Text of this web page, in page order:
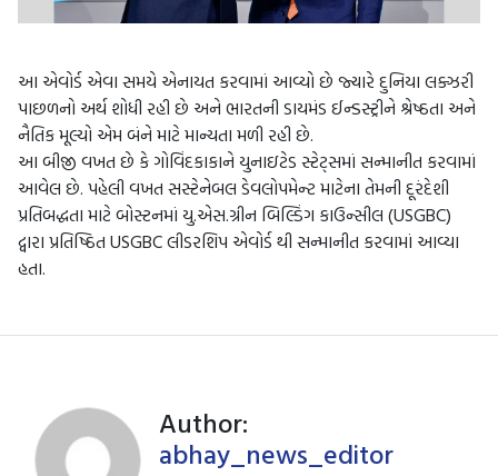
આ એવોર્ડ એવા સમયે એનાયત કરવામાં આવ્યો છે જ્યારે દુનિયા લક્ઝરી
પાછળનો અર્થ શોધી રહી છે અને ભારતની ડાયમંડ ઈન્ડસ્ટ્રીને શ્રેષ્ઠતા અને
નૈતિક મૂલ્યો એમ બંને માટે માન્યતા મળી રહી છે.
આ બીજી વખત છે કે ગોવિંદકાકાને યુનાઇટેડ સ્ટેટ્સમાં સન્માનીત કરવામાં
આવેલ છે. પહેલી વખત સસ્ટેનેબલ ડેવલોપમેન્ટ માટેના તેમની દૂરંદેશી
પ્રતિબદ્ધતા માટે બોસ્ટનમાં યુ.એસ.ગ્રીન બિલ્ડિંગ કાઉન્સીલ (USGBC)
દ્વારા પ્રતિષ્ઠિત USGBC લીડરશિપ એવોર્ડ થી સન્માનીત કરવામાં આવ્યા
હતા.
Author:
abhay_news_editor